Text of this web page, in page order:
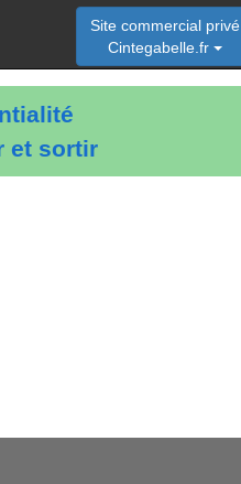
et sortir
Site commercial privé
Cintegabelle.fr